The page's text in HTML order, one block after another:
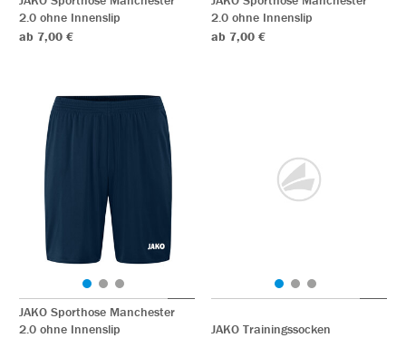
2.0 ohne Innenslip
ab 7,00 €
2.0 ohne Innenslip
ab 7,00 €
JAKO Sporthose Manchester
2.0 ohne Innenslip
JAKO Trainingssocken